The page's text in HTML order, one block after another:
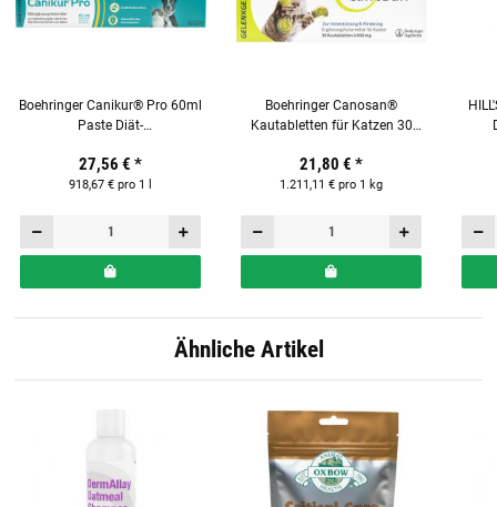
Boehringer Canikur® Pro 60ml
Paste Diät-
Hunde und Katzen
27,56 € *
918,67 € pro 1 l
Boehringer Canosan®
Kautabletten für Katzen 30
21,80 € *
1.211,11 € pro 1 kg
Ähnliche Artikel